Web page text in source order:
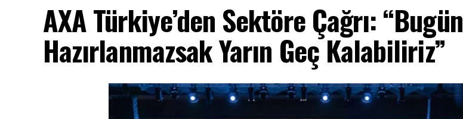
AXA Türkiye’den Sektöre Çağrı: “Bugün
Hazırlanmazsak Yarın Geç Kalabiliriz”